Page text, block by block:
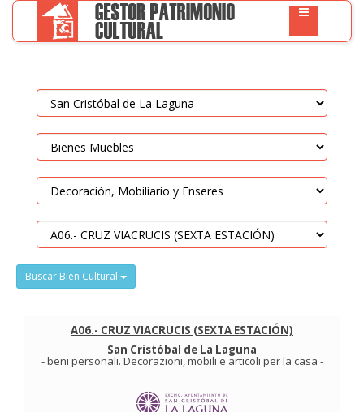
Buscar Bien Cultural
A06.- CRUZ VIACRUCIS (SEXTA ESTACIÓN)
San Cristóbal de La Laguna
-beni personali. Decorazioni, mobili e articoli per la casa -